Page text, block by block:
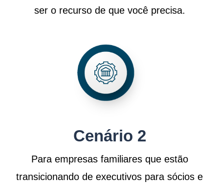
ser o recurso de que você precisa.
Cenário 2
Para empresas familiares que estão
transicionando de executivos para sócios e